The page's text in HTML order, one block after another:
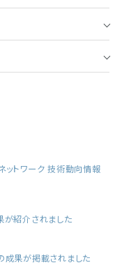
ットワーク 技術動向情報
が紹介されました
成果が掲載されました